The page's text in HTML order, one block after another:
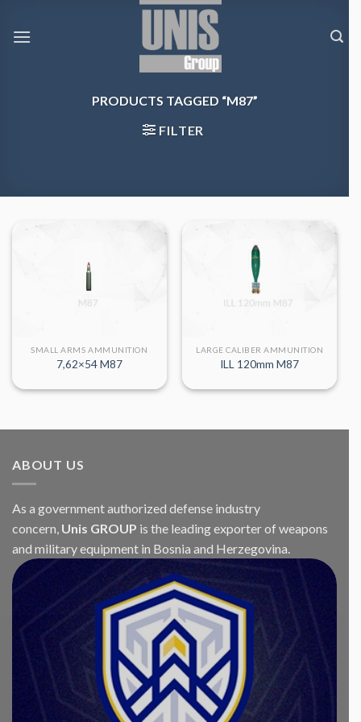
PRODUCTS TAGGED “M87”
FILTER
SMALL ARMS AMMUNITION
7,62×54 M87
LARGE CALIBER AMMUNITION
ILL 120mm M87
ABOUT US
As a government authorized defense industry
concern, Unis GROUP is the leading exporter of weapons
and military equipment in Bosnia and Herzegovina.